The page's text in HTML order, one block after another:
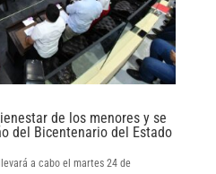
de los menores y se
del Bicentenario del Estado
a cabo el martes 24 de